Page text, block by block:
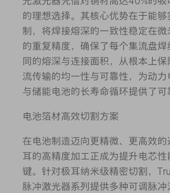
的理想选择。其核心优势在于能
制，将焊接熔深的一致性稳定在
的重复精度，确保了每个集流盘
同的熔深与连接面积，从根本上
流传输的均一性与可靠性，为动
与储能电池的长寿命循环提供了可
电池箔材高效切割方案
在电池制造迈向更精微、更高效
耳的高精度加工正成为提升电芯
键。针对极耳纳米级精密切割，
脉冲激光器系列提供多种可调脉